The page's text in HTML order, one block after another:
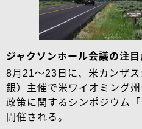
ジャクソンホール会議の注目
8月21～23日に、米カンザ
銀）主催で米ワイオミング
政策に関するシンポジウム
開催される。